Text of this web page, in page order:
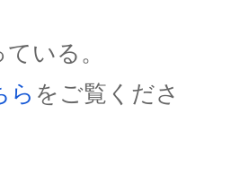
いる。
ら をご覧くださ